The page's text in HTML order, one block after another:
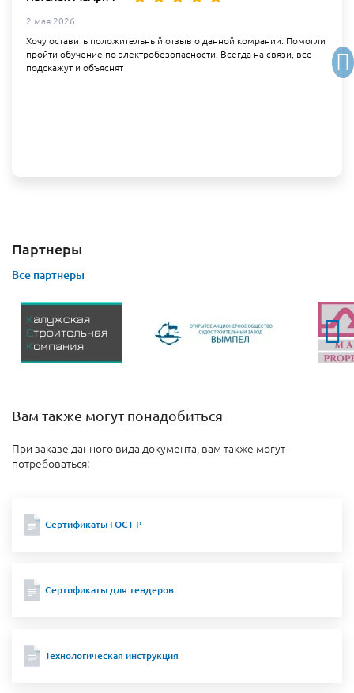
2 мая 2026
Хочу оставить положительный отзыв о данной комрании. Помогли
пройти обучение по электробезопасности. Всегда на связи, все
подскажут и объяснят
Партнеры
Все партнеры
Вам также могут понадобиться
При заказе данного вида документа, вам также могут
потребоваться:
Сертификаты ГОСТ Р
Сертификаты для тендеров
Технологическая инструкция